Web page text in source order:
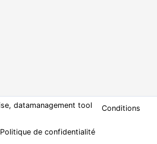
Conditions
Politique de confidentialité